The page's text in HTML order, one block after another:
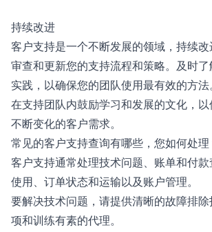
持续改进
客户支持是一个不断发展的领域，持续
审查和更新您的支持流程和策略。及时
实践，以确保您的团队使用最有效的方法
在支持团队内鼓励学习和发展的文化，
不断变化的客户需求。
常见的客户支持查询有哪些，您如何处理
客户支持通常处理技术问题、账单和付
使用、订单状态和运输以及账户管理。
要解决技术问题，请提供清晰的故障排
项和训练有素的代理。